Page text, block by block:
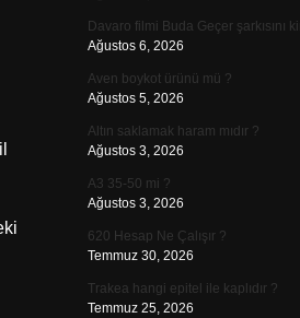
Davaro filmi Buda Geçer şarkısını
Ağustos 6, 2026
Aven boykot ürünü mü ?
Ağustos 5, 2026
Altın saklamak haram mıdır ?
Ağustos 3, 2026
A3 35-50 mi ?
Ağustos 3, 2026
620 Hesap Ne Çalışır ?
Temmuz 30, 2026
Trakea hangi epitel ile kaplıdır ?
Temmuz 25, 2026